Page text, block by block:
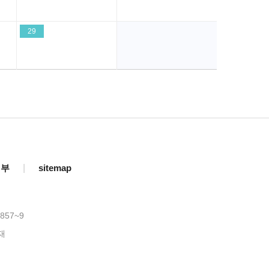
29
sitemap